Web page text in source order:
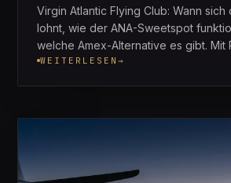
Virgin Atlantic Flying Club: Wann
lohnt, wie der ANA-Sweetspot
welche Amex-Alternative es gibt. Mit
WEITERLESEN→